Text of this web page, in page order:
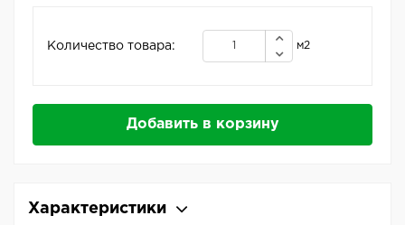
Количество товара: м2
Добавить в корзину
Характеристики